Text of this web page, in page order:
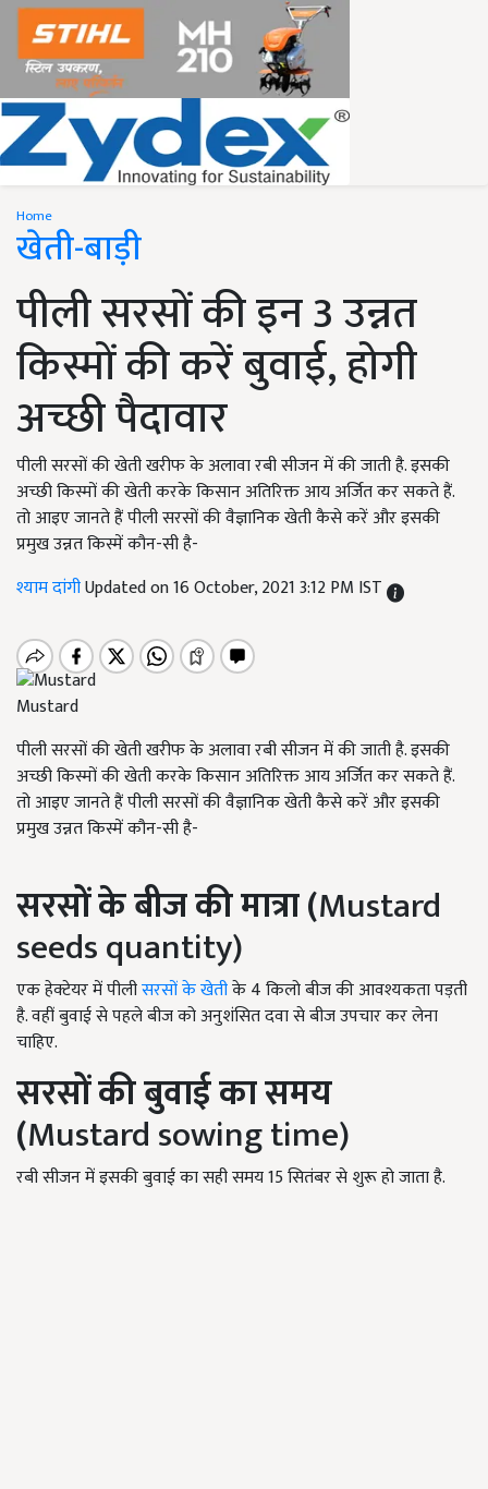
Home
खेती-बाड़ी
पीली सरसों की इन 3 उन्नत
किस्मों की करें बुवाई, होगी
अच्छी पैदावार
पीली सरसों की खेती खरीफ के अलावा रबी सीजन में की जाती है. इसकी
अच्छी किस्मों की खेती करके किसान अतिरिक्त आय अर्जित कर सकते हैं.
तो आइए जानते हैं पीली सरसों की वैज्ञानिक खेती कैसे करें और इसकी
प्रमुख उन्नत किस्में कौन-सी है-
श्याम दांगीUpdated on 16 October, 2021 3:12 PM IST
Mustard
पीली सरसों की खेती खरीफ के अलावा रबी सीजन में की जाती है. इसकी
अच्छी किस्मों की खेती करके किसान अतिरिक्त आय अर्जित कर सकते हैं.
तो आइए जानते हैं पीली सरसों की वैज्ञानिक खेती कैसे करें और इसकी
प्रमुख उन्नत किस्में कौन-सी है-
सरसों के बीजकीमात्रा (Mustard
seeds quantity)
एक हेक्टेयर में पीलीसरसों के खेतीके 4 किलो बीज की आवश्यकता पड़ती
है. वहीं बुवाई से पहले बीज को अनुशंसित दवा से बीज उपचार कर लेना
चाहिए.
सरसों की बुवाई का समय
(Mustard sowing time)
रबी सीजन में इसकी बुवाई का सही समय 15 सितंबर से शुरू हो जाता है.